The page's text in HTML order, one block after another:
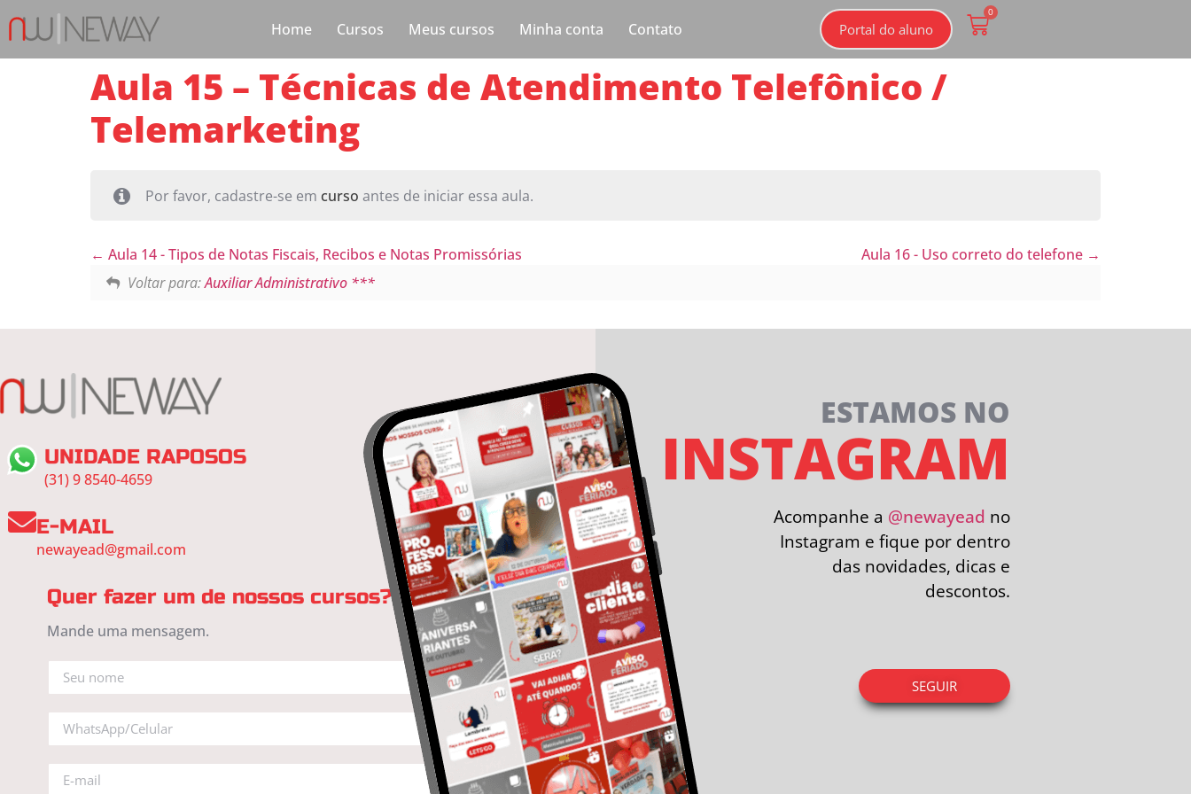
Home Cursos Meus cursos Minha conta Contato Portal do aluno
0
Aula 15 – Técnicas de Atendimento Telefônico /
Telemarketing
Por favor, cadastre-se em curso antes de iniciar essa aula.
Aula 14 - Tipos de Notas Fiscais, Recibos e Notas Promissórias
Aula 16 - Uso correto do telefone
Voltar para:Auxiliar Administrativo ***
UNIDADE RAPOSOS
(31) 9 8540-4659
E-MAIL
newayead@gmail.com
Quer fazer um de nossos cursos?
Mande uma mensagem.
ESTAMOS NO
INSTAGRAM
Acompanhe a @newayead no
Instagram e fique por dentro
das novidades, dicas e
descontos.
SEGUIR